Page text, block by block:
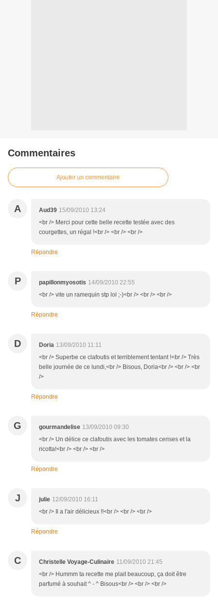
Commentaires
Ajouter un commentaire
A Aud39 15/09/2010 13:24
<br /> Merci pour cette belle recette testée avec des
courgettes, un régal !<br /> <br /> <br />
Répondre
P papillonmyosotis 14/09/2010 22:55
<br /> vite un ramequin stp lol ;-)<br /> <br /> <br />
Répondre
D Doria 13/09/2010 11:11
<br /> Superbe ce clafoutis et terriblement tentant !<br /> Très
belle journée de ce lundi,<br /> Bisous, Doria<br /> <br /> <br
/>
Répondre
G gourmandelise 13/09/2010 09:30
<br /> Un délice ce clafoutis avec les tomates cerises et la
ricotta!<br /> <br /> <br />
Répondre
J julie 12/09/2010 16:11
<br /> Il a l'air délicieux !!<br /> <br /> <br />
Répondre
C Christelle Voyage-Culinaire 11/09/2010 21:45
<br /> Hummm ta recette me plait beaucoup, ça doit être
parfumé à souhait ^ - ^ Bisous<br /> <br /> <br />